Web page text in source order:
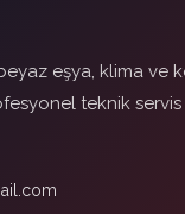
eşya, klima ve
teknik